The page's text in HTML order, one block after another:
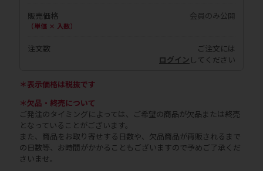
販売価格
（単価 × 入数）
会員のみ公開
注文数
ご注文には
ログイン してください
＊表示価格は税抜です
＊欠品・終売について
ご発注のタイミングによっては、ご希望の商品が欠品または終売
となっていることがございます。
また、商品をお取り寄せする日数や、欠品商品が再販されるまで
の日数等、お時間がかかることもございますので予めご了承くだ
さいませ。